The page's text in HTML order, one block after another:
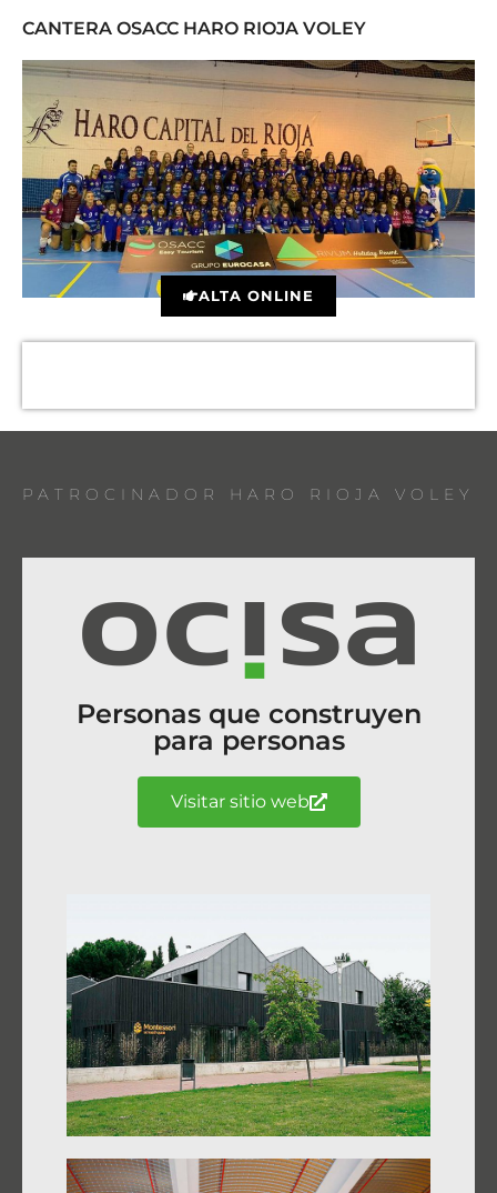
CANTERA OSACC HARO RIOJA VOLEY
ALTA ONLINE
PATROCINADOR HARO RIOJA VOLEY
Personas que construyen
para personas
Visitar sitio web